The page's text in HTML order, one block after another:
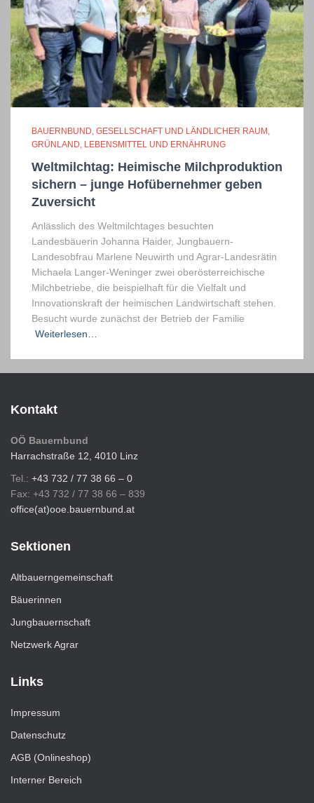
BAUERNBUND GESELLSCHAFT UND LÄNDLICHER RAUM
GRÜNLAND
LEBENSMITTEL UND ERNÄHRUNG
Weltmilchtag: Heimische Milchproduktion
sichern – junge Hofübernehmer geben
Zuversicht
Anlässlich des Weltmilchtages besuchten
Landesbäuerin Johanna Haider, Jungbauern-
Landesobfrau Marlene Neuwirth und Agrar-Landesrätin
Michaela Langer-Weninger zwei oberösterreichische
Milchbetriebe, die beispielhaft für die Vielfalt und
Innovationskraft der heimischen Landwirtschaft stehen.
Besucht wurde zunächst der Betrieb der Familie
Weiterlesen…
Kontakt
OÖ Bauernbund
Harrachstraße 12, 4010 Linz
Tel.: +43 732 / 77 38 66 – 0
Fax: +43 732 / 77 38 66 – 839
office(at)ooe.bauernbund.at
Sektionen
Altbauerngemeinschaft
Bäuerinnen
Jungbauernschaft
Netzwerk Agrar
Links
Impressum
Datenschutz
AGB (Onlineshop)
Interner Bereich